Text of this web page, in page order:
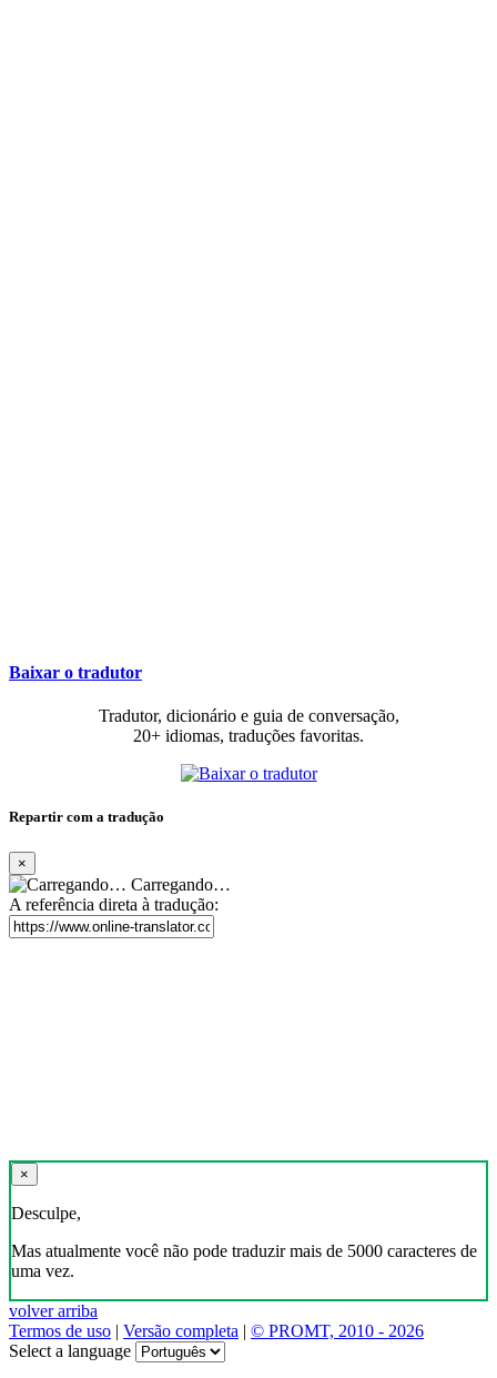
Baixar o tradutor
Tradutor, dicionário e guia de conversação,
20+ idiomas, traduções favoritas.
Repartir com a tradução
×
Carregando…
A referência direta à tradução:
×
Desculpe,
Mas atualmente você não pode traduzir mais de 5000 caracteres de
uma vez.
volver arriba
Termos de uso | Versão completa | © PROMT, 2010 - 2026
Select a language